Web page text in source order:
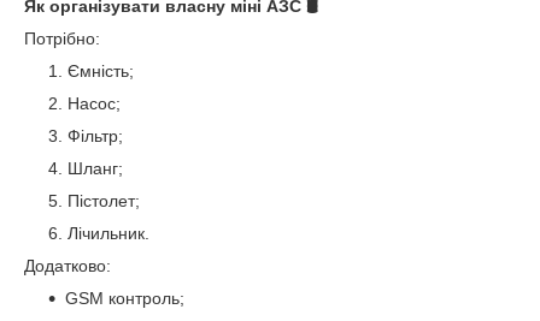
Як організувати власну міні АЗС 🛢️
Потрібно:
Ємність;
Насос;
Фільтр;
Шланг;
Пістолет;
Лічильник.
Додатково:
GSM контроль;